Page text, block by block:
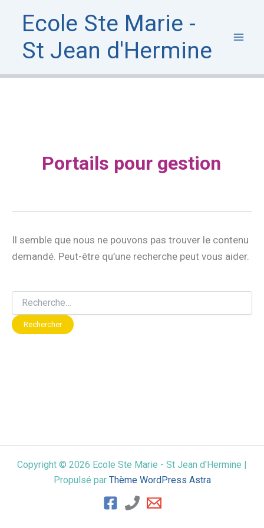
contenu
Ecole Ste Marie -
St Jean d'Hermine
Portails pour gestion
Il semble que nous ne pouvons pas trouver le contenu
demandé. Peut-être qu’une recherche peut vous aider.
Copyright © 2026 Ecole Ste Marie - St Jean d'Hermine |
Propulsé par Thème WordPress Astra